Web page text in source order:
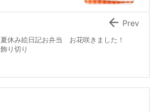
夏休み絵日記お弁当 お花咲きました！
飾り切り
 Prev